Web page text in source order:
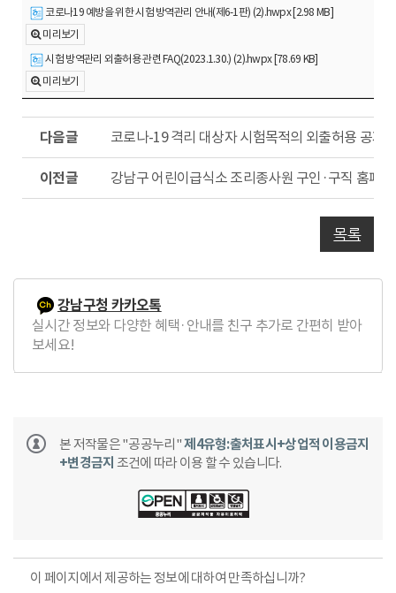
코로나19 예방을 위한 시험 방역관리 안내(제6-1판) (2).hwpx [2.98 MB]
미리보기
시험 방역관리 외출허용 관련 FAQ(2023.1.30.) (2).hwpx [78.69 KB]
미리보기
글
코로나-19 격리 대상자 시험목적의 외출허용 공지
글
강남구 어린이급식소 조리종사원 구인·구직 홈페
목록
강남구청 카카오톡
실시간 정보와 다양한 혜택·안내를 친구 추가로 간편히 받아
보세요!
본 저작물은 "공공누리"제4유형:출처표시+상업적 이용금지
+변경금지 조건에 따라 이용 할 수 있습니다.
이 페이지에서 제공하는 정보에 대하여 만족하십니까?